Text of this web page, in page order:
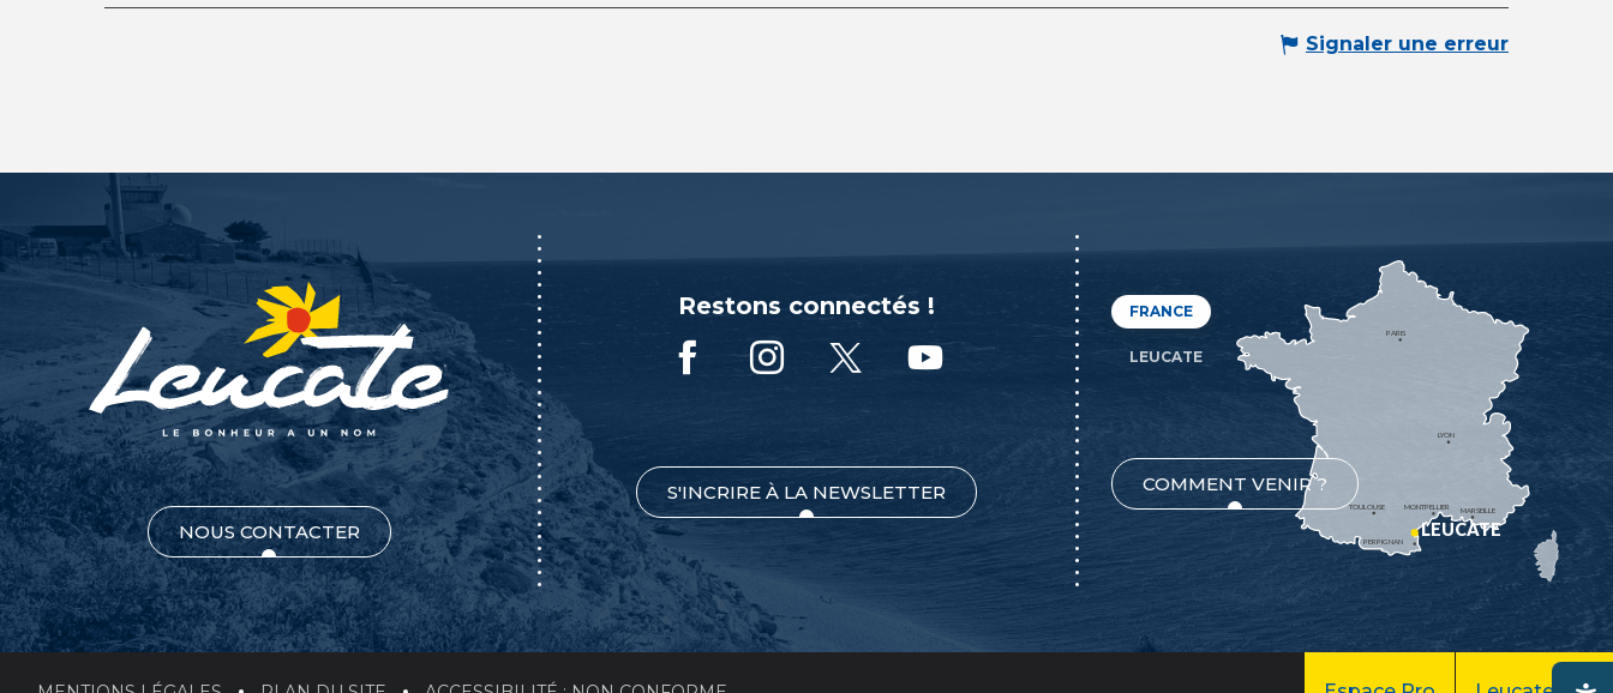
Signaler une erreur
NOUS CONTACTER
Restons connectés !
S'INCRIRE À LA NEWSLETTER
FRANCE
LEUCATE
COMMENT VENIR ?
MONTPELLIER
PERPIGNAN
MARSEILLE
TOULOUSE
LYON
PARIS
LEUCATE